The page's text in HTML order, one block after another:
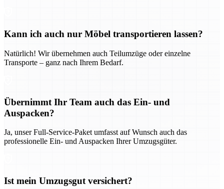
Kann ich auch nur Möbel transportieren lassen?
Natürlich! Wir übernehmen auch Teilumzüge oder einzelne
Transporte – ganz nach Ihrem Bedarf.
Übernimmt Ihr Team auch das Ein- und
Auspacken?
Ja, unser Full-Service-Paket umfasst auf Wunsch auch das
professionelle Ein- und Auspacken Ihrer Umzugsgüter.
Ist mein Umzugsgut versichert?